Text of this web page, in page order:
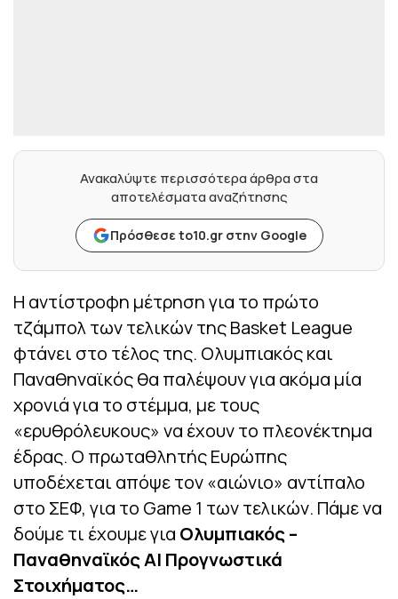
Ανακαλύψτε περισσότερα άρθρα στα
αποτελέσματα αναζήτησης
Πρόσθεσε to10.gr στην Google
Η αντίστροφη μέτρηση για το πρώτο
τζάμπολ των τελικών της Basket League
φτάνει στο τέλος της. Ολυμπιακός και
Παναθηναϊκός θα παλέψουν για ακόμα μία
χρονιά για το στέμμα, με τους
«ερυθρόλευκους» να έχουν το πλεονέκτημα
έδρας. Ο πρωταθλητής Ευρώπης
υποδέχεται απόψε τον «αιώνιο» αντίπαλο
στο ΣΕΦ, για το Game 1 των τελικών. Πάμε να
δούμε τι έχουμε για Ολυμπιακός –
Παναθηναϊκός AI Προγνωστικά
Στοιχήματος…